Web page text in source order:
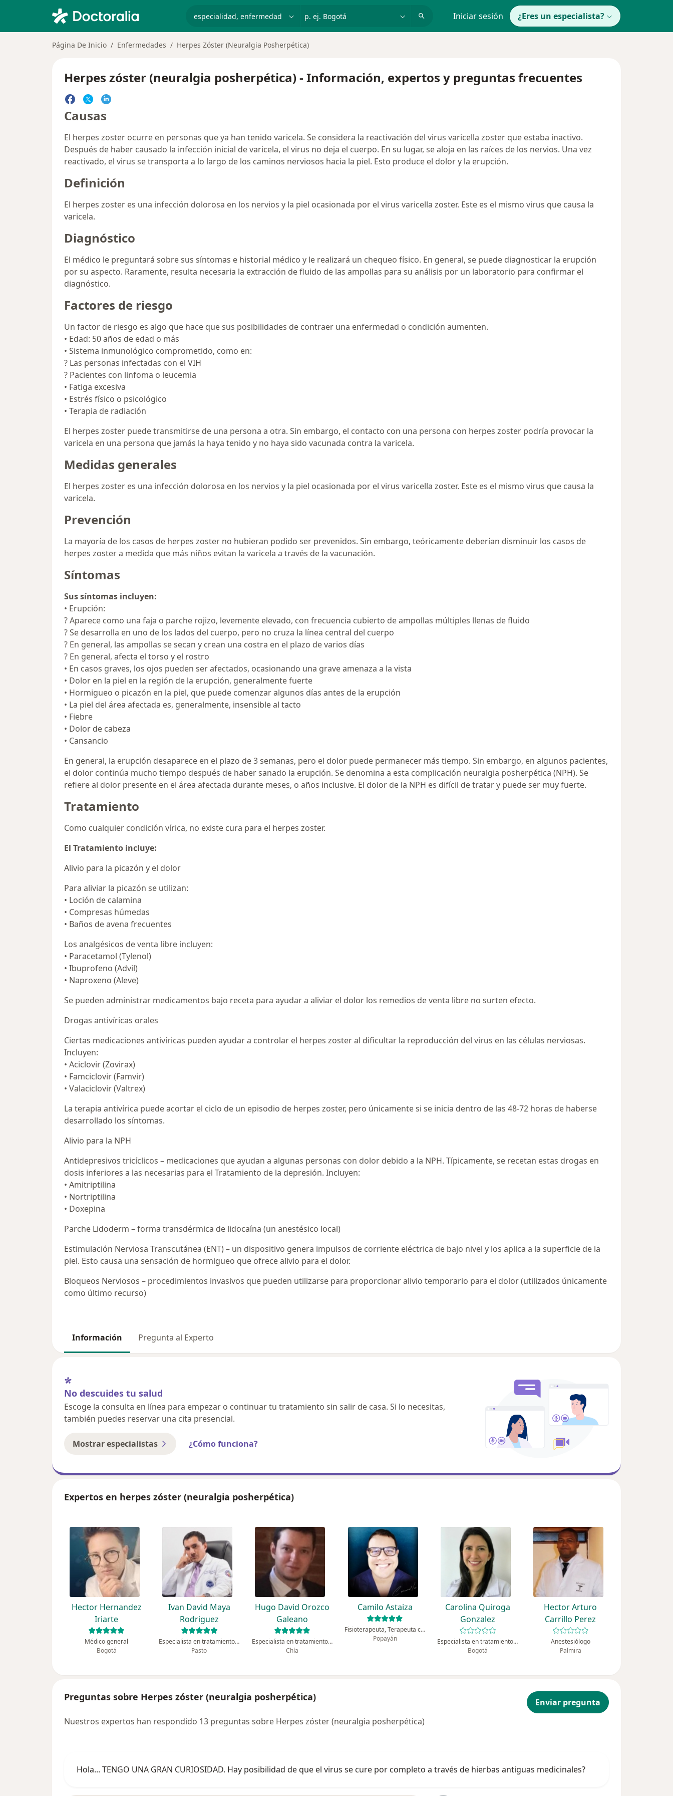
p. ej. Bogotá Iniciar sesión ¿Eres un especialista?
Página De Inicio Enfermedades Herpes Zóster (Neuralgia Posherpética)
Herpes zóster (neuralgia posherpética) - Información, expertos y preguntas frecuentes
Causas
El herpes zoster ocurre en personas que ya han tenido varicela. Se considera la reactivación del virus varicella zoster que estaba inactivo.
Después de haber causado la infección inicial de varicela, el virus no deja el cuerpo. En su lugar, se aloja en las raíces de los nervios. Una vez
reactivado, el virus se transporta a lo largo de los caminos nerviosos hacia la piel. Esto produce el dolor y la erupción.
Definición
El herpes zoster es una infección dolorosa en los nervios y la piel ocasionada por el virus varicella zoster. Este es el mismo virus que causa la
varicela.
Diagnóstico
El médico le preguntará sobre sus síntomas e historial médico y le realizará un chequeo físico. En general, se puede diagnosticar la erupción
por su aspecto. Raramente, resulta necesaria la extracción de fluido de las ampollas para su análisis por un laboratorio para confirmar el
diagnóstico.
Factores de riesgo
Un factor de riesgo es algo que hace que sus posibilidades de contraer una enfermedad o condición aumenten.
• Edad: 50 años de edad o más
• Sistema inmunológico comprometido, como en:
? Las personas infectadas con el VIH
? Pacientes con linfoma o leucemia
• Fatiga excesiva
• Estrés físico o psicológico
• Terapia de radiación
El herpes zoster puede transmitirse de una persona a otra. Sin embargo, el contacto con una persona con herpes zoster podría provocar la
varicela en una persona que jamás la haya tenido y no haya sido vacunada contra la varicela.
Medidas generales
El herpes zoster es una infección dolorosa en los nervios y la piel ocasionada por el virus varicella zoster. Este es el mismo virus que causa la
varicela.
Prevención
La mayoría de los casos de herpes zoster no hubieran podido ser prevenidos. Sin embargo, teóricamente deberían disminuir los casos de
herpes zoster a medida que más niños evitan la varicela a través de la vacunación.
Síntomas
Sus síntomas incluyen:
• Erupción:
? Aparece como una faja o parche rojizo, levemente elevado, con frecuencia cubierto de ampollas múltiples llenas de fluido
? Se desarrolla en uno de los lados del cuerpo, pero no cruza la línea central del cuerpo
? En general, las ampollas se secan y crean una costra en el plazo de varios días
? En general, afecta el torso y el rostro
• En casos graves, los ojos pueden ser afectados, ocasionando una grave amenaza a la vista
• Dolor en la piel en la región de la erupción, generalmente fuerte
• Hormigueo o picazón en la piel, que puede comenzar algunos días antes de la erupción
• La piel del área afectada es, generalmente, insensible al tacto
• Fiebre
• Dolor de cabeza
• Cansancio
En general, la erupción desaparece en el plazo de 3 semanas, pero el dolor puede permanecer más tiempo. Sin embargo, en algunos pacientes,
el dolor continúa mucho tiempo después de haber sanado la erupción. Se denomina a esta complicación neuralgia posherpética (NPH). Se
refiere al dolor presente en el área afectada durante meses, o años inclusive. El dolor de la NPH es difícil de tratar y puede ser muy fuerte.
Tratamiento
Como cualquier condición vírica, no existe cura para el herpes zoster.
El Tratamiento incluye:
Alivio para la picazón y el dolor
Para aliviar la picazón se utilizan:
• Loción de calamina
• Compresas húmedas
• Baños de avena frecuentes
Los analgésicos de venta libre incluyen:
• Paracetamol (Tylenol)
• Ibuprofeno (Advil)
• Naproxeno (Aleve)
Se pueden administrar medicamentos bajo receta para ayudar a aliviar el dolor los remedios de venta libre no surten efecto.
Drogas antivíricas orales
Ciertas medicaciones antivíricas pueden ayudar a controlar el herpes zoster al dificultar la reproducción del virus en las células nerviosas.
Incluyen:
• Aciclovir (Zovirax)
• Famciclovir (Famvir)
• Valaciclovir (Valtrex)
La terapia antivírica puede acortar el ciclo de un episodio de herpes zoster, pero únicamente si se inicia dentro de las 48-72 horas de haberse
desarrollado los síntomas.
Alivio para la NPH
Antidepresivos tricíclicos – medicaciones que ayudan a algunas personas con dolor debido a la NPH. Típicamente, se recetan estas drogas en
dosis inferiores a las necesarias para el Tratamiento de la depresión. Incluyen:
• Amitriptilina
• Nortriptilina
• Doxepina
Parche Lidoderm – forma transdérmica de lidocaína (un anestésico local)
Estimulación Nerviosa Transcutánea (ENT) – un dispositivo genera impulsos de corriente eléctrica de bajo nivel y los aplica a la superficie de la
piel. Esto causa una sensación de hormigueo que ofrece alivio para el dolor.
Bloqueos Nerviosos – procedimientos invasivos que pueden utilizarse para proporcionar alivio temporario para el dolor (utilizados únicamente
como último recurso)
Información Pregunta al Experto
No descuides tu salud
Escoge la consulta en línea para empezar o continuar tu tratamiento sin salir de casa. Si lo necesitas,
también puedes reservar una cita presencial.
Mostrar especialistas ¿Cómo funciona?
Expertos en herpes zóster (neuralgia posherpética)
Hector Hernandez
Iriarte
Médico general
Bogotá
Ivan David Maya
Rodriguez
Especialista en tratamiento del dolor, Anestesiólogo
Pasto
Hugo David Orozco
Galeano
Especialista en tratamiento del dolor, Anestesiólogo
Chía
Camilo Astaiza
Fisioterapeuta, Terapeuta complementario
Popayán
Carolina Quiroga
Gonzalez
Especialista en tratamiento del dolor, Anestesiólogo
Bogotá
Hector Arturo
Carrillo Perez
Anestesiólogo
Palmira
Preguntas sobre Herpes zóster (neuralgia posherpética)
Enviar pregunta
Nuestros expertos han respondido 13 preguntas sobre Herpes zóster (neuralgia posherpética)
Hola... TENGO UNA GRAN CURIOSIDAD. Hay posibilidad de que el virus se cure por completo a través de hierbas antiguas medicinales?